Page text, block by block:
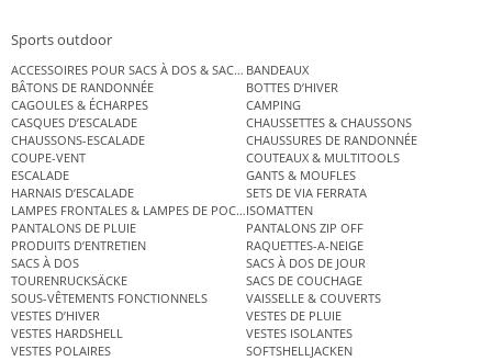
Sports outdoor
ACCESSOIRES POUR SACS À DOS & SACS ÉTANCHES
BANDEAUX
BÂTONS DE RANDONNÉE
BOTTES D’HIVER
CAGOULES & ÉCHARPES
CAMPING
CASQUES D’ESCALADE
CHAUSSETTES & CHAUSSONS
CHAUSSONS-ESCALADE
CHAUSSURES DE RANDONNÉE
COUPE-VENT
COUTEAUX & MULTITOOLS
ESCALADE
GANTS & MOUFLES
HARNAIS D’ESCALADE
SETS DE VIA FERRATA
LAMPES FRONTALES & LAMPES DE POCHEISOMATTEN
PANTALONS DE PLUIE
PANTALONS ZIP OFF
PRODUITS D’ENTRETIEN
RAQUETTES-A-NEIGE
SACS À DOS
SACS À DOS DE JOUR
TOURENRUCKSÄCKE
SACS DE COUCHAGE
SOUS-VÊTEMENTS FONCTIONNELS
VAISSELLE & COUVERTS
VESTES D’HIVER
VESTES DE PLUIE
VESTES HARDSHELL
VESTES ISOLANTES
VESTES POLAIRES
SOFTSHELLJACKEN